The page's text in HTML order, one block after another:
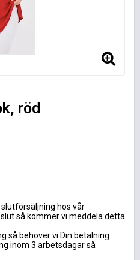
röd
hos vår
så kommer vi meddela detta
så behöver vi Din betalning
inom 3 arbetsdagar så